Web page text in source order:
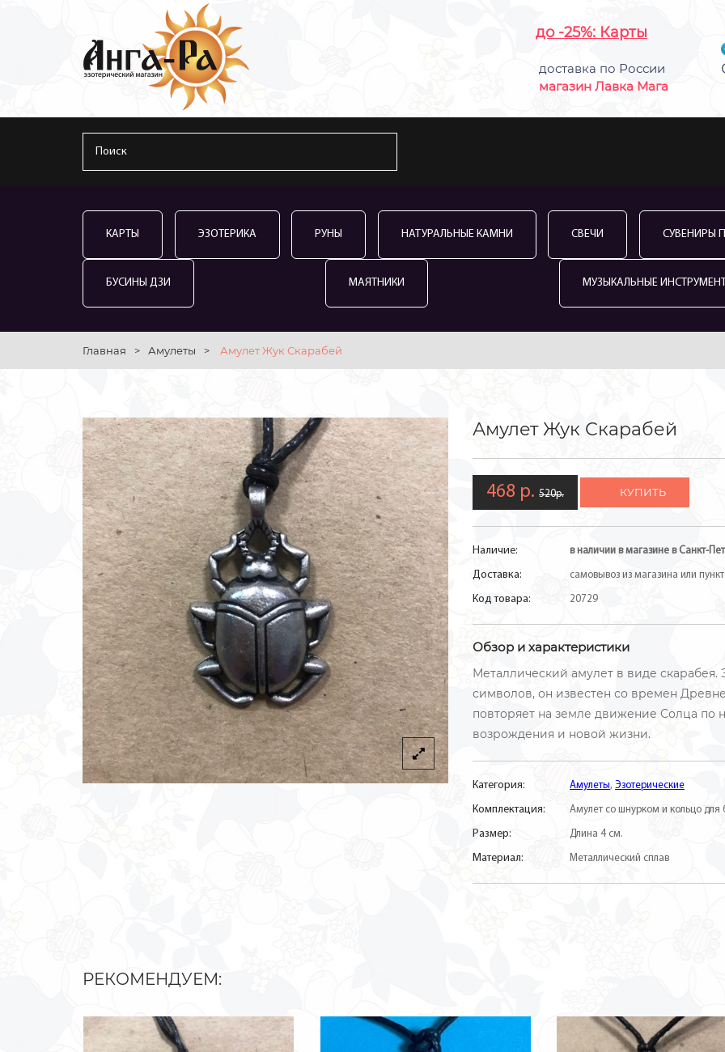
до -25%: Карты
доставка по России
магазин Лавка Мага
КАРТЫ ЭЗОТЕРИКА РУНЫ НАТУРАЛЬНЫЕ КАМНИ СВЕЧИ СУВЕНИРЫ
БУСИНЫ ДЗИ МАЯТНИКИ МУЗЫКАЛЬНЫЕ
Главная > Амулеты > Амулет Жук Скарабей
Амулет Жук Скарабей
468 р. 520р. КУПИТЬ
Наличие: в наличии в магазине в Санкт-
Доставка: самовывоз из магазина или
Код товара: 20729
Обзор и характеристики
Металлический амулет в виде
символов, он известен со времен
повторяет на земле движение Солца по
возрождения и новой жизни.
Категория: Амулеты, Эзотерические
Комплектация: Амулет со шнурком и кольцо для
Размер: Длина 4 см.
Материал: Металлический сплав
РЕКОМЕНДУЕМ: